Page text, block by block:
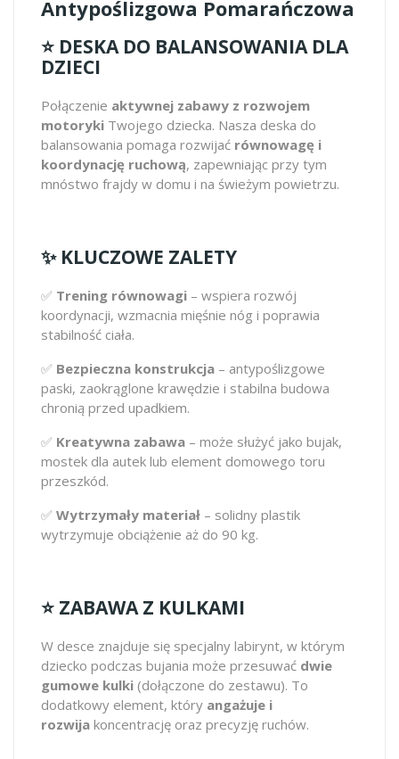
Antypoślizgowa Pomarańczowa
⭐️ DESKA DO BALANSOWANIA DLA
DZIECI
Połączenie aktywnej zabawy z rozwojem
motoryki Twojego dziecka. Nasza deska do
balansowania pomaga rozwijać równowagę i
koordynację ruchową, zapewniając przy tym
mnóstwo frajdy w domu i na świeżym powietrzu.
✨ KLUCZOWE ZALETY
✅ Trening równowagi – wspiera rozwój
koordynacji, wzmacnia mięśnie nóg i poprawia
stabilność ciała.
✅ Bezpieczna konstrukcja – antypoślizgowe
paski, zaokrąglone krawędzie i stabilna budowa
chronią przed upadkiem.
✅ Kreatywna zabawa – może służyć jako bujak,
mostek dla autek lub element domowego toru
przeszkód.
✅ Wytrzymały materiał – solidny plastik
wytrzymuje obciążenie aż do 90 kg.
⭐️ ZABAWA Z KULKAMI
W desce znajduje się specjalny labirynt, w którym
dziecko podczas bujania może przesuwać dwie
gumowe kulki (dołączone do zestawu). To
dodatkowy element, który angażuje i
rozwija koncentrację oraz precyzję ruchów.